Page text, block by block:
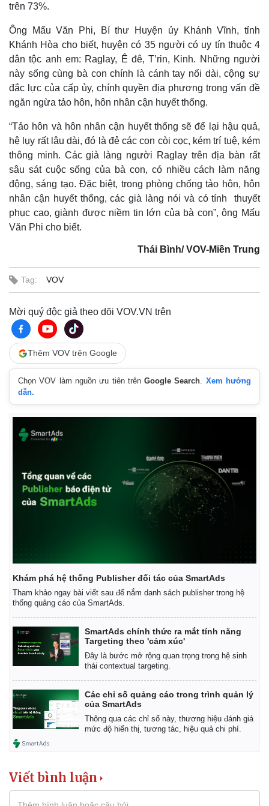
Tin nóng
Tư vấn luật
Quân sự - Quốc phòng
Phân tích
trên 73%.
Ông Mấu Văn Phi, Bí thư Huyện ủy Khánh Vĩnh, tỉnh
Khánh Hòa cho biết, huyện có 35 người có uy tín thuộc 4
dân tộc anh em: Raglay, Ê đê, T’rin, Kinh. Những người
này sống cùng bà con chính là cánh tay nối dài, cộng sự
đắc lực của cấp ủy, chính quyền địa phương trong vấn đề
ngăn ngừa tảo hôn, hôn nhân cận huyết thống.
“Tảo hôn và hôn nhân cận huyết thống sẽ để lại hậu quả,
hệ lụy rất lâu dài, đó là đẻ các con còi cọc, kém trí tuệ, kém
thông minh. Các già làng người Raglay trên địa bàn rất
sâu sát cuộc sống của bà con, có nhiều cách làm năng
động, sáng tạo. Đặc biệt, trong phòng chống tảo hôn, hôn
nhân cận huyết thống, các già làng nói và có tính thuyết
phục cao, giành được niềm tin lớn của bà con”, ông Mấu
Văn Phi cho biết.
Thái Bình/ VOV-Miền Trung
Tag: VOV
Mời quý độc giả theo dõi VOV.VN trên
Thêm VOV trên Google
Chọn VOV làm nguồn ưu tiên trênGoogle Search. Xem hướng
dẫn.
Khám phá hệ thống Publisher đối tác của SmartAds
Tham khảo ngay bài viết sau để nắm danh sách publisher trong hệ
thống quảng cáo của SmartAds.
SmartAds chính thức ra mắt tính năng
Targeting theo 'cảm xúc'
Đây là bước mở rộng quan trọng trong hệ sinh
thái contextual targeting.
Các chỉ số quảng cáo trong trình quản lý
của SmartAds
Thông qua các chỉ số này, thương hiệu đánh giá
mức độ hiển thị, tương tác, hiệu quả chi phí.
Viết bình luận